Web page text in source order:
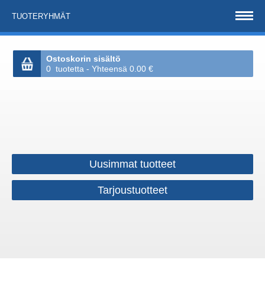
TUOTERYHMÄT
Ostoskorin sisältö
0 tuotetta - Yhteensä 0.00 €
Uusimmat tuotteet
Tarjoustuotteet